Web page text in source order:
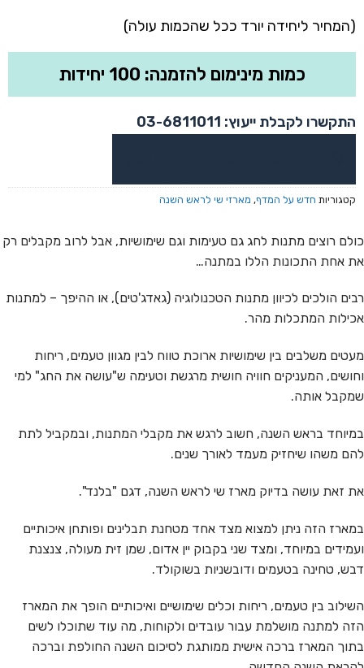
(המחיר ליחידה יורד ככל שהכמות עולה)
כמות מינימום להזמנה: 100 יחידות
התקשרו לקבלת ייעוץ: 03-6811011
קטגוריות חדש על המדף, מארזי שי לראש השנה
כולם רוצים מתנות לחג גם טעימות וגם שימושיות, אבל לרוב מקבלים רק
את אחת התכונות הללו במתנה…
רבים הולכים לכיוון מתנות הטכנולוגיה (גאדג'טים), או ההיפך – למתנות
אכילות המתכלות מהר.
מעטים משלבים בין שימושיות ארוכת טווח לבין מגוון טעמים, ריחות
וחושים, המעניקים חוויה חושית מרגשת וטעימה ש"עושה את החג" למי
שמקבל אותה.
במיוחד בראש השנה, חשוב לרגש את מקבלי המתנות, ובמקביל לתת
להם משהו שיחזיק מעמד לאורך שנים.
את זאת עושה בדיוק מארז שי לראש השנה, דגם "בלנד".
במארז הזה ניתן למצוא מצד אחד מטחנת תבלינים ופותחן איכותיים
ועמידים במיוחד, ומצד שני בקבוק יין אדום, שמן זית מעולה, צנצנת
דבש, טחינה בטעמים ודובשניות בשוקולד.
השילוב בין טעמים, ריחות וכלים שימושיים ואיכותיים הופך את המארז
הזה למתנה מושלמת עבור עובדים ולקוחות, מה עוד שתוכלו לשים
בתוך המארז ברכה אישית ממותגת לסיכום השנה החולפת וברכה